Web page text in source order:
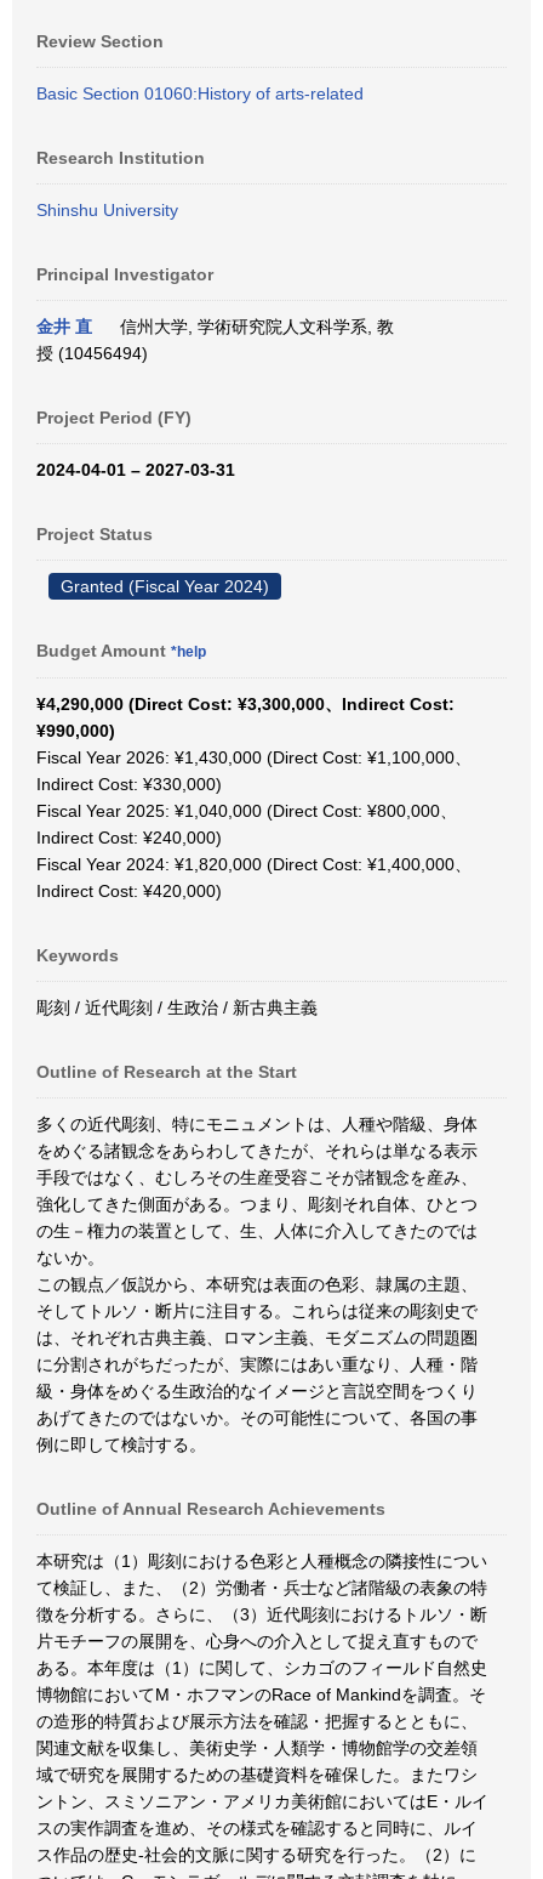
Review Section
Basic Section 01060:History of arts-related
Research Institution
Shinshu University
Principal Investigator
金井 直
信州大学, 学術研究院人文科学系, 教
授 (10456494)
Project Period (FY)
2024-04-01 – 2027-03-31
Project Status
Granted (Fiscal Year 2024)
Budget Amount *help
¥4,290,000 (Direct Cost: ¥3,300,000、Indirect Cost:
¥990,000)
Fiscal Year 2026: ¥1,430,000 (Direct Cost: ¥1,100,000、
Indirect Cost: ¥330,000)
Fiscal Year 2025: ¥1,040,000 (Direct Cost: ¥800,000、
Indirect Cost: ¥240,000)
Fiscal Year 2024: ¥1,820,000 (Direct Cost: ¥1,400,000、
Indirect Cost: ¥420,000)
Keywords
彫刻 / 近代彫刻 / 生政治 / 新古典主義
Outline of Research at the Start
多くの近代彫刻、特にモニュメントは、人種や階級、身体
をめぐる諸観念をあらわしてきたが、それらは単なる表示
手段ではなく、むしろその生産受容こそが諸観念を産み、
強化してきた側面がある。つまり、彫刻それ自体、ひとつ
の生－権力の装置として、生、人体に介入してきたのでは
ないか。
この観点／仮説から、本研究は表面の色彩、隷属の主題、
そしてトルソ・断片に注目する。これらは従来の彫刻史で
は、それぞれ古典主義、ロマン主義、モダニズムの問題圏
に分割されがちだったが、実際にはあい重なり、人種・階
級・身体をめぐる生政治的なイメージと言説空間をつくり
あげてきたのではないか。その可能性について、各国の事
例に即して検討する。
Outline of Annual Research Achievements
本研究は（1）彫刻における色彩と人種概念の隣接性につい
て検証し、また、（2）労働者・兵士など諸階級の表象の特
徴を分析する。さらに、（3）近代彫刻におけるトルソ・断
片モチーフの展開を、心身への介入として捉え直すもので
ある。本年度は（1）に関して、シカゴのフィールド自然史
博物館においてM・ホフマンのRace of Mankindを調査。そ
の造形的特質および展示方法を確認・把握するとともに、
関連文献を収集し、美術史学・人類学・博物館学の交差領
域で研究を展開するための基礎資料を確保した。またワシ
ントン、スミソニアン・アメリカ美術館においてはE・ルイ
スの実作調査を進め、その様式を確認すると同時に、ルイ
ス作品の歴史-社会的文脈に関する研究を行った。（2）に